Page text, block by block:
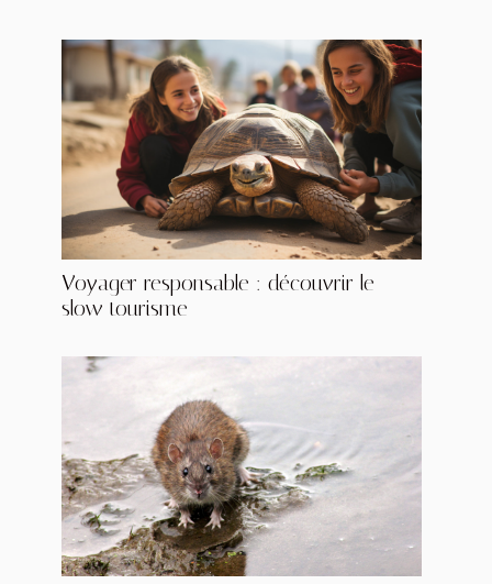
Voyager responsable : découvrir le
slow tourisme